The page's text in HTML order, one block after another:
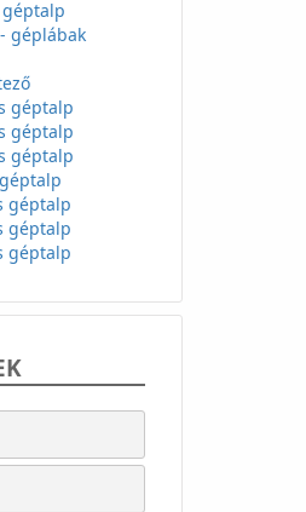
géplábak
géptalp
géptalp
géptalp
géptalp
géptalp
géptalp